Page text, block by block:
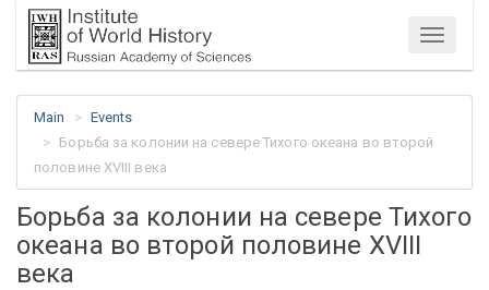
Menu
Main
Events
Борьба за колонии на севере Тихого океана во второй
половине XVIII века
Борьба за колонии на севере Тихого
океана во второй половине XVIII
века